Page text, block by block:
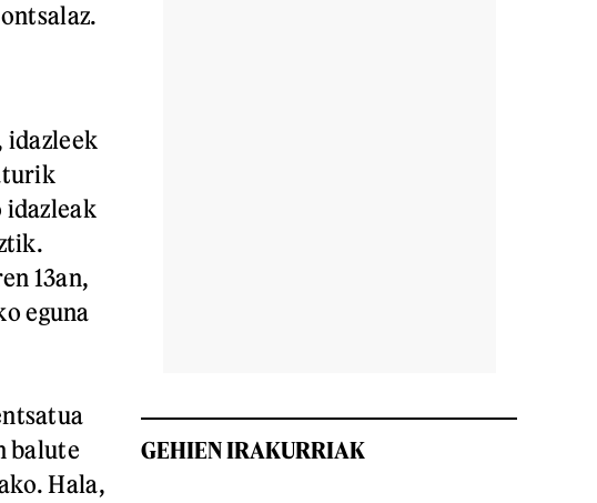
idazleek
idazleak
13an,
eguna
balute
Hala,
GEHIEN IRAKURRIAK